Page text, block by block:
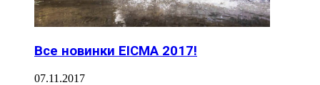
Все новинки EICMA 2017!
07.11.2017